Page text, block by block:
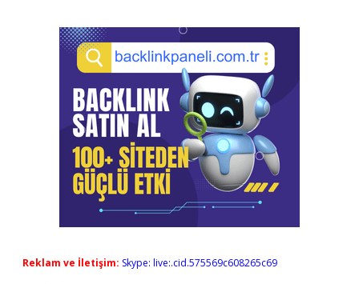
Reklam ve İletişim: Skype: live:.cid.575569c608265c69